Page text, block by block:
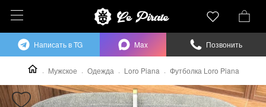
Мужское Одежда Loro Piana Футболка Loro Piana
Написать в TG Max Позвонить